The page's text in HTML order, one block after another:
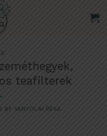
teafilterek
BY VANYOLAI RÉKA